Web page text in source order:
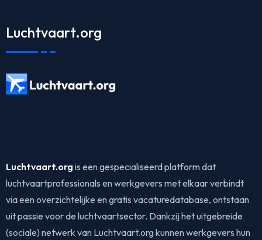
Luchtvaart.org
Luchtvaart.org is een gespecialiseerd platform dat
luchtvaartprofessionals en werkgevers met elkaar verbindt
via een overzichtelijke en gratis vacaturedatabase, ontstaan
uit passie voor de luchtvaartsector. Dankzij het uitgebreide
(sociale) netwerk van Luchtvaart.org kunnen werkgevers hun